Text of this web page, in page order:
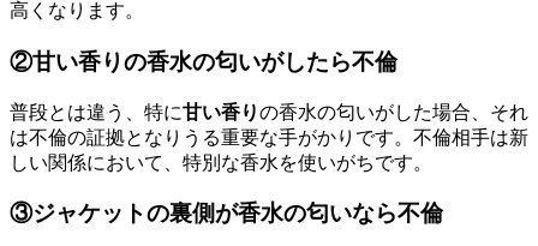
高くなります。
②甘い香りの香水の匂いがしたら不倫
普段とは違う、特に甘い香りの香水の匂いがした場合、それ
は不倫の証拠となりうる重要な手がかりです。不倫相手は新
しい関係において、特別な香水を使いがちです。
③ジャケットの裏側が香水の匂いなら不倫